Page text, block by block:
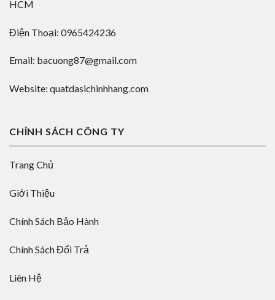
HCM
Điện Thoại: 0965424236
Email: bacuong87@gmail.com
Website: quatdasichinhhang.com
CHÍNH SÁCH CÔNG TY
Trang Chủ
Giới Thiệu
Chính Sách Bảo Hành
Chính Sách Đổi Trả
Liên Hệ